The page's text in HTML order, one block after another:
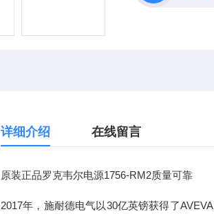
详细介绍 在线留言
原装正品罗克韦尔电源1756-RM2质量可靠
2017年，施耐德电气以30亿英镑获得了